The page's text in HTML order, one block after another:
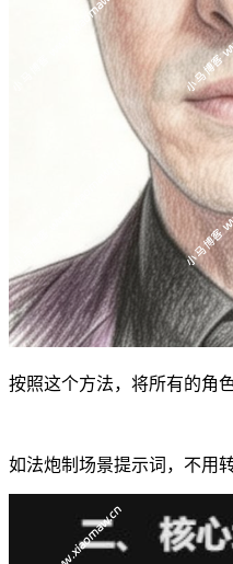
按照这个方法，将所有的角
如法炮制场景提示词，不用